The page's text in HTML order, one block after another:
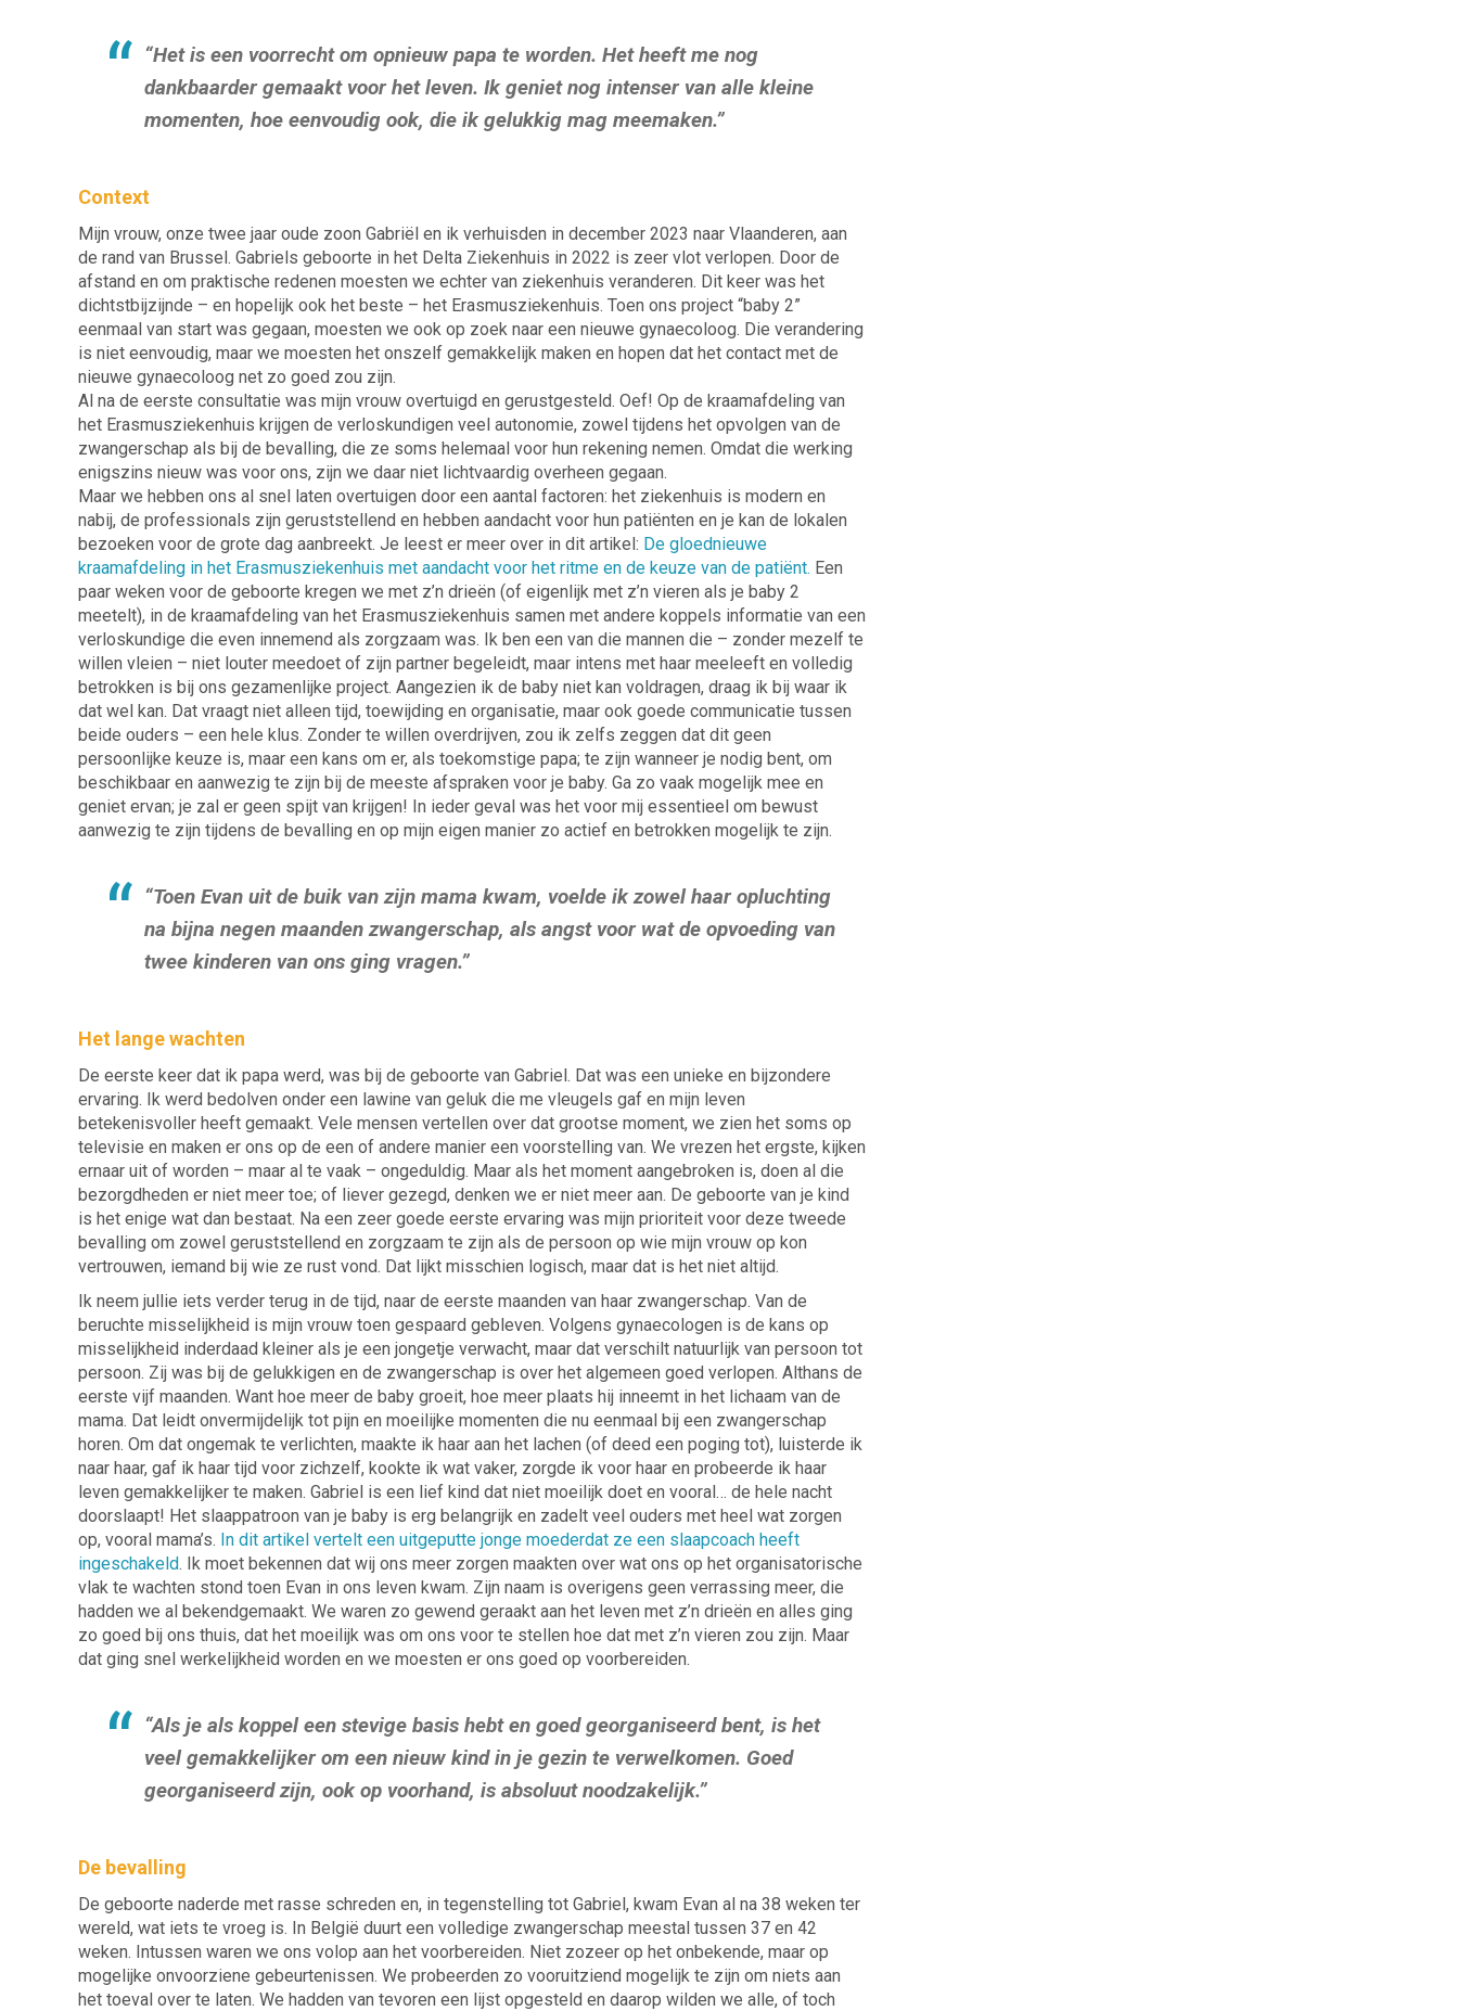
“Het is een voorrecht om opnieuw papa te worden. Het heeft me nog
dankbaarder gemaakt voor het leven. Ik geniet nog intenser van alle kleine
momenten, hoe eenvoudig ook, die ik gelukkig mag meemaken.”
Context
Mijn vrouw, onze twee jaar oude zoon Gabriël en ik verhuisden in december 2023 naar Vlaanderen, aan
de rand van Brussel. Gabriels geboorte in het Delta Ziekenhuis in 2022 is zeer vlot verlopen. Door de
afstand en om praktische redenen moesten we echter van ziekenhuis veranderen. Dit keer was het
dichtstbijzijnde – en hopelijk ook het beste – het Erasmusziekenhuis. Toen ons project “baby 2”
eenmaal van start was gegaan, moesten we ook op zoek naar een nieuwe gynaecoloog. Die verandering
is niet eenvoudig, maar we moesten het onszelf gemakkelijk maken en hopen dat het contact met de
nieuwe gynaecoloog net zo goed zou zijn.
Al na de eerste consultatie was mijn vrouw overtuigd en gerustgesteld. Oef! Op de kraamafdeling van
het Erasmusziekenhuis krijgen de verloskundigen veel autonomie, zowel tijdens het opvolgen van de
zwangerschap als bij de bevalling, die ze soms helemaal voor hun rekening nemen. Omdat die werking
enigszins nieuw was voor ons, zijn we daar niet lichtvaardig overheen gegaan.
Maar we hebben ons al snel laten overtuigen door een aantal factoren: het ziekenhuis is modern en
nabij, de professionals zijn geruststellend en hebben aandacht voor hun patiënten en je kan de lokalen
bezoeken voor de grote dag aanbreekt. Je leest er meer over in dit artikel: De gloednieuwe
kraamafdeling in het Erasmusziekenhuis met aandacht voor het ritme en de keuze van de patiënt. Een
paar weken voor de geboorte kregen we met z’n drieën (of eigenlijk met z’n vieren als je baby 2
meetelt), in de kraamafdeling van het Erasmusziekenhuis samen met andere koppels informatie van een
verloskundige die even innemend als zorgzaam was. Ik ben een van die mannen die – zonder mezelf te
willen vleien – niet louter meedoet of zijn partner begeleidt, maar intens met haar meeleeft en volledig
betrokken is bij ons gezamenlijke project. Aangezien ik de baby niet kan voldragen, draag ik bij waar ik
dat wel kan. Dat vraagt niet alleen tijd, toewijding en organisatie, maar ook goede communicatie tussen
beide ouders – een hele klus. Zonder te willen overdrijven, zou ik zelfs zeggen dat dit geen
persoonlijke keuze is, maar een kans om er, als toekomstige papa; te zijn wanneer je nodig bent, om
beschikbaar en aanwezig te zijn bij de meeste afspraken voor je baby. Ga zo vaak mogelijk mee en
geniet ervan; je zal er geen spijt van krijgen! In ieder geval was het voor mij essentieel om bewust
aanwezig te zijn tijdens de bevalling en op mijn eigen manier zo actief en betrokken mogelijk te zijn.
“Toen Evan uit de buik van zijn mama kwam, voelde ik zowel haar opluchting
na bijna negen maanden zwangerschap, als angst voor wat de opvoeding van
twee kinderen van ons ging vragen.”
Het lange wachten
De eerste keer dat ik papa werd, was bij de geboorte van Gabriel. Dat was een unieke en bijzondere
ervaring. Ik werd bedolven onder een lawine van geluk die me vleugels gaf en mijn leven
betekenisvoller heeft gemaakt. Vele mensen vertellen over dat grootse moment, we zien het soms op
televisie en maken er ons op de een of andere manier een voorstelling van. We vrezen het ergste, kijken
ernaar uit of worden – maar al te vaak – ongeduldig. Maar als het moment aangebroken is, doen al die
bezorgdheden er niet meer toe; of liever gezegd, denken we er niet meer aan. De geboorte van je kind
is het enige wat dan bestaat. Na een zeer goede eerste ervaring was mijn prioriteit voor deze tweede
bevalling om zowel geruststellend en zorgzaam te zijn als de persoon op wie mijn vrouw op kon
vertrouwen, iemand bij wie ze rust vond. Dat lijkt misschien logisch, maar dat is het niet altijd.
Ik neem jullie iets verder terug in de tijd, naar de eerste maanden van haar zwangerschap. Van de
beruchte misselijkheid is mijn vrouw toen gespaard gebleven. Volgens gynaecologen is de kans op
misselijkheid inderdaad kleiner als je een jongetje verwacht, maar dat verschilt natuurlijk van persoon tot
persoon. Zij was bij de gelukkigen en de zwangerschap is over het algemeen goed verlopen. Althans de
eerste vijf maanden. Want hoe meer de baby groeit, hoe meer plaats hij inneemt in het lichaam van de
mama. Dat leidt onvermijdelijk tot pijn en moeilijke momenten die nu eenmaal bij een zwangerschap
horen. Om dat ongemak te verlichten, maakte ik haar aan het lachen (of deed een poging tot), luisterde ik
naar haar, gaf ik haar tijd voor zichzelf, kookte ik wat vaker, zorgde ik voor haar en probeerde ik haar
leven gemakkelijker te maken. Gabriel is een lief kind dat niet moeilijk doet en vooral… de hele nacht
doorslaapt! Het slaappatroon van je baby is erg belangrijk en zadelt veel ouders met heel wat zorgen
op, vooral mama’s. In dit artikel vertelt een uitgeputte jonge moederdat ze een slaapcoach heeft
ingeschakeld. Ik moet bekennen dat wij ons meer zorgen maakten over wat ons op het organisatorische
vlak te wachten stond toen Evan in ons leven kwam. Zijn naam is overigens geen verrassing meer, die
hadden we al bekendgemaakt. We waren zo gewend geraakt aan het leven met z’n drieën en alles ging
zo goed bij ons thuis, dat het moeilijk was om ons voor te stellen hoe dat met z’n vieren zou zijn. Maar
dat ging snel werkelijkheid worden en we moesten er ons goed op voorbereiden.
“Als je als koppel een stevige basis hebt en goed georganiseerd bent, is het
veel gemakkelijker om een nieuw kind in je gezin te verwelkomen. Goed
georganiseerd zijn, ook op voorhand, is absoluut noodzakelijk.”
De bevalling
De geboorte naderde met rasse schreden en, in tegenstelling tot Gabriel, kwam Evan al na 38 weken ter
wereld, wat iets te vroeg is. In België duurt een volledige zwangerschap meestal tussen 37 en 42
weken. Intussen waren we ons volop aan het voorbereiden. Niet zozeer op het onbekende, maar op
mogelijke onvoorziene gebeurtenissen. We probeerden zo vooruitziend mogelijk te zijn om niets aan
het toeval over te laten. We hadden van tevoren een lijst opgesteld en daarop wilden we alle, of toch